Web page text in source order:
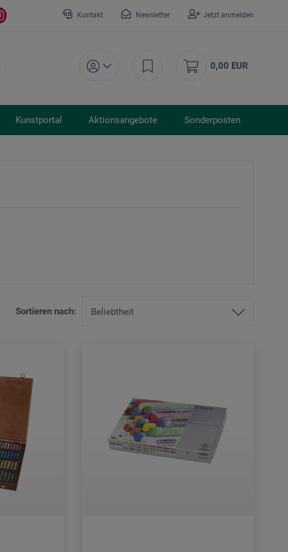
Kontakt Newsletter Jetzt anmelden
0,00 EUR
Kunstportal Aktionsangebote Sonderposten
Sortieren nach: